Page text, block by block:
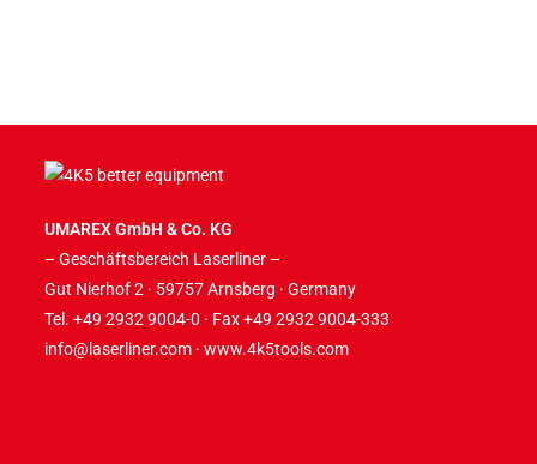
UMAREX GmbH & Co. KG
– Geschäftsbereich Laserliner –
Gut Nierhof 2 · 59757 Arnsberg · Germany
Tel. +49 2932 9004-0 · Fax +49 2932 9004-333
info@laserliner.com ·www.4k5tools.com